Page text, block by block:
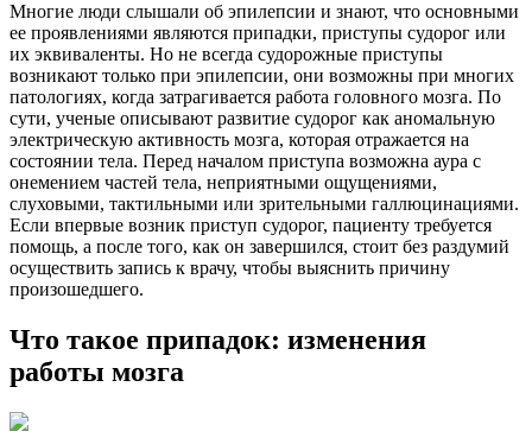
Многие люди слышали об эпилепсии и знают, что основными
ее проявлениями являются припадки, приступы судорог или
их эквиваленты. Но не всегда судорожные приступы
возникают только при эпилепсии, они возможны при многих
патологиях, когда затрагивается работа головного мозга. По
сути, ученые описывают развитие судорог как аномальную
электрическую активность мозга, которая отражается на
состоянии тела. Перед началом приступа возможна аура с
онемением частей тела, неприятными ощущениями,
слуховыми, тактильными или зрительными галлюцинациями.
Если впервые возник приступ судорог, пациенту требуется
помощь, а после того, как он завершился, стоит без раздумий
осуществить запись к врачу, чтобы выяснить причину
произошедшего.
Что такое припадок: изменения
работы мозга